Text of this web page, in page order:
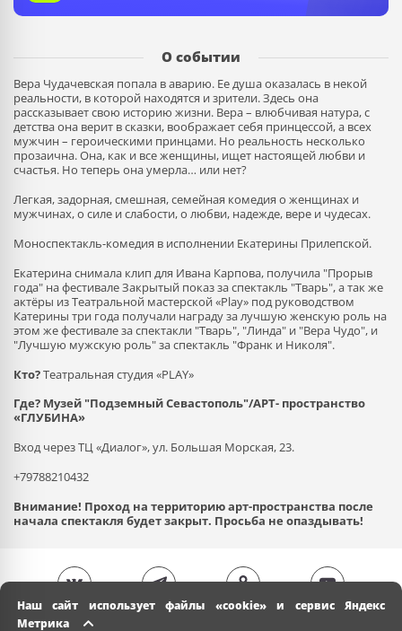
О событии
Вера Чудачевская попала в аварию. Ее душа оказалась в некой
реальности, в которой находятся и зрители. Здесь она
рассказывает свою историю жизни. Вера– влюбчивая натура, с
детства она верит в сказки, воображает себя принцессой, а всех
мужчин – героическими принцами. Но реальность несколько
прозаична. Она, как и все женщины, ищет настоящей любви и
счастья. Но теперь она умерла… или нет?
Легкая, задорная, смешная, семейная комедия о женщинах и
мужчинах, о силе и слабости, о любви, надежде, вере и чудесах.
Моноспектакль-комедия в исполнении Екатерины Прилепской.
Екатерина снимала клип для Ивана Карпова, получила "Прорыв
года" на фестивале Закрытый показ за спектакль "Тварь", а так же
актёры из Театральной мастерской «Play» под руководством
Катерины три года получали награду за лучшую женскую роль на
этом же фестивале за спектакли "Тварь", "Линда" и "Вера Чудо", и
"Лучшую мужскую роль" за спектакль "Франк и Николя".
Кто?Театральная студия «PLAY»
Где? Музей "Подземный Севастополь"/АРТ- пространство
«ГЛУБИНА»
Вход через ТЦ «Диалог», ул. Большая Морская, 23.
+79788210432
Внимание! Проход на территорию арт-пространства после
начала спектакля будет закрыт. Просьба не опаздывать!
Наш сайт использует файлы «cookie» и сервис Яндекс
Метрика